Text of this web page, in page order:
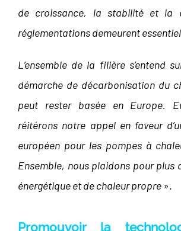
de croissance, la stabilité et la
réglementations demeurent
L’ensemble de la filière s’entend
démarche de décarbonisation du
peut rester basée en Europe.
réitérons notre appel en faveur
européen pour les pompes à
Ensemble, nous plaidons pour plus
énergétique et de chaleur propre ».
Promouvoir la